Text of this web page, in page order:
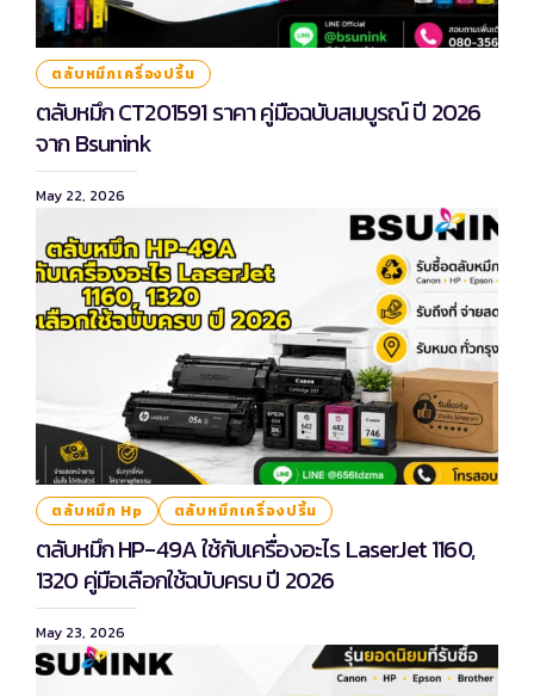
ตลับหมึกเครื่องปริ้น
ตลับหมึก CT201591 ราคา คู่มือฉบับสมบูรณ์ ปี 2026
จาก Bsunink
May 22, 2026
ตลับหมึก Hp ตลับหมึกเครื่องปริ้น
ตลับหมึก HP-49A ใช้กับเครื่องอะไร LaserJet 1160,
1320 คู่มือเลือกใช้ฉบับครบ ปี 2026
May 23, 2026